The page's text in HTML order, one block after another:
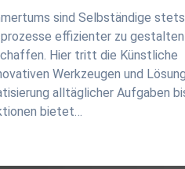
sind Selbständige
effizienter zu
Hier tritt die Künstliche
Werkzeugen und
alltäglicher Aufgaben
bietet…